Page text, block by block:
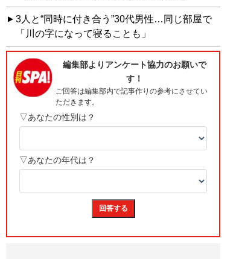
3人と“同時に付き合う”30代男性…同じ部屋で
「川の字になって寝ることも」